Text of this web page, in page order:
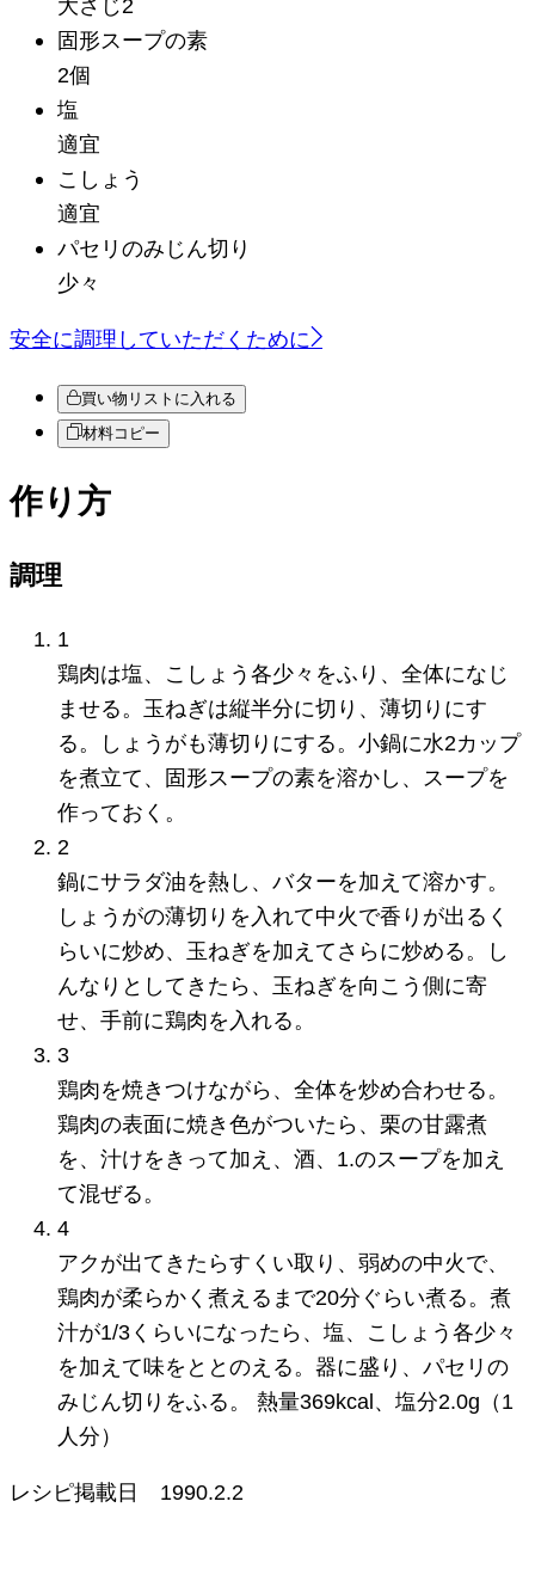
大さじ2
固形スープの素
2個
塩
適宜
こしょう
適宜
パセリのみじん切り
少々
安全に調理していただくために
買い物リストに入れる
材料コピー
作り方
調理
1
鶏肉は塩、こしょう各少々をふり、全体になじ
ませる。玉ねぎは縦半分に切り、薄切りにす
る。しょうがも薄切りにする。小鍋に水2カップ
を煮立て、固形スープの素を溶かし、スープを
作っておく。
2
鍋にサラダ油を熱し、バターを加えて溶かす。
しょうがの薄切りを入れて中火で香りが出るく
らいに炒め、玉ねぎを加えてさらに炒める。し
んなりとしてきたら、玉ねぎを向こう側に寄
せ、手前に鶏肉を入れる。
3
鶏肉を焼きつけながら、全体を炒め合わせる。
鶏肉の表面に焼き色がついたら、栗の甘露煮
を、汁けをきって加え、酒、1.のスープを加え
て混ぜる。
4
アクが出てきたらすくい取り、弱めの中火で、
鶏肉が柔らかく煮えるまで20分ぐらい煮る。煮
汁が1/3くらいになったら、塩、こしょう各少々
を加えて味をととのえる。器に盛り、パセリの
みじん切りをふる。 熱量369kcal、塩分2.0g（1
人分）
レシピ掲載日 1990.2.2